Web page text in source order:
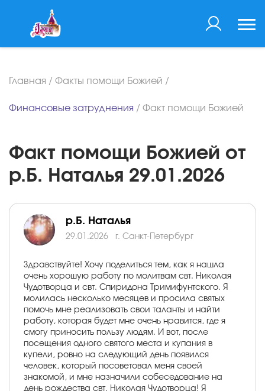
Главная / Факты помощи Божией /
Финансовые затруднения / Факт помощи Божией
Факт помощи Божией от
р.Б. Наталья 29.01.2026
р.Б. Наталья
29.01.2026 г. Санкт-Петербург
Здравствуйте! Хочу поделиться тем, как я нашла
очень хорошую работу по молитвам свт. Николая
Чудотворца и свт. Спиридона Тримифунтского. Я
молилась несколько месяцев и просила святых
помочь мне реализовать свои таланты и найти
работу, которая будет мне очень нравится, где я
смогу приносить пользу людям. И вот, после
посещения одного святого места и купания в
купели, ровно на следующий день появился
человек, который посоветовал меня своей
знакомой, и мне назначили собеседование на
день рождества свт. Николая Чудотворца! Я